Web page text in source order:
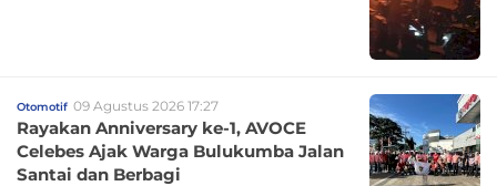
Otomotif 09 Agustus 2026 17:27
Rayakan Anniversary ke-1, AVOCE
Celebes Ajak Warga Bulukumba Jalan
Santai dan Berbagi